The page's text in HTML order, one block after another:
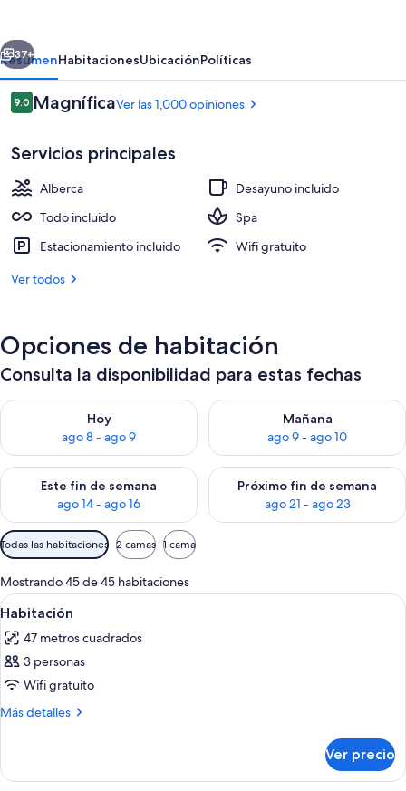
Adults
Only
Inclusive
Recepción
Siguiente
37+
ResumenHabitacionesUbicaciónPolíticas
Opiniones
9.09.0 de 10,
MagníficaVer las 1,000 opiniones
Servicios principales
Alberca
Desayuno incluido
Todo incluido
Spa
Estacionamiento incluido
Wifi gratuito
Ver todos
Opciones de habitación
Consulta la disponibilidad para estas fechas
Hoy
ago 8 - ago 9
Consulta la disponibilidad para hoy ago 8 - ago 9
Mañana
ago 9 - ago 10
Consulta la disponibilidad
Este fin de semana
ago 14 - ago 16
Consulta la disponibilidad para este fin de semana ago 14 -
Próximo fin de semana
ago 21 - ago 23
Consulta la disponibilidad
Filtros
disponibles
para
las
habitaciones
Todas las habitaciones 2 camas 1 cama
Mostrando 45 de 45 habitaciones
Abrir
todas
las
fotos
de
Habitación
Minibar, caja de seguridad en la
1
Habitación
47 metros cuadrados
3 personas
Wifi gratuito
Más detalles
Más
Ver precio